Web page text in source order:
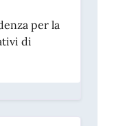
per la
di